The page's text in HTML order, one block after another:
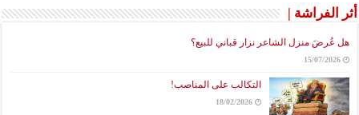
أثر الفراشة |
هل عُرضَ منزل الشاعر نزار قباني للبيع؟
15/07/2026
التكالب على المناصب!
18/02/2026